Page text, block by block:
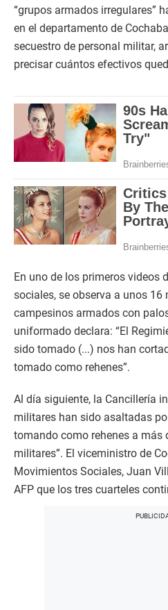
“grupos armados irregulares”
en el departamento de
secuestro de personal militar,
precisar cuántos efectivos
En uno de los primeros videos
sociales, se observa a unos
campesinos armados con
uniformado declara: “El
sido tomado (...) nos han
tomado como rehenes”.
Al día siguiente, la Cancillería
militares han sido asaltadas
tomando como rehenes a más
militares”. El viceministro de
Movimientos Sociales, Juan
AFP que los tres cuarteles